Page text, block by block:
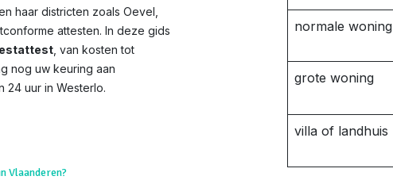
haar districten zoals Oevel,
attesten. In deze gids
, van kosten tot
nog uw keuring aan
24 uur in Westerlo.
Vlaanderen?
normale woning
grote woning
villa of landhuis